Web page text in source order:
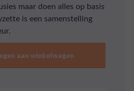
maar doen alles op basis
is een samenstelling
aan winkelwagen